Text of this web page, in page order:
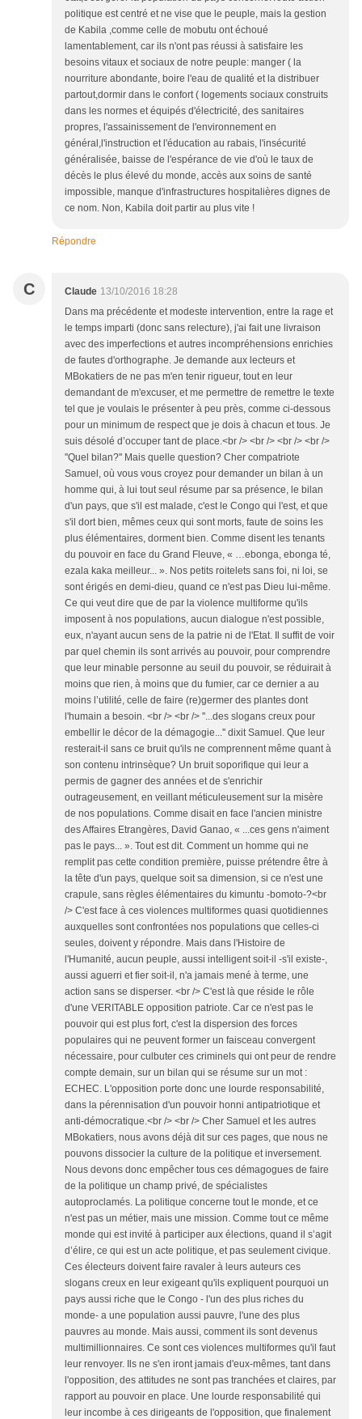
politique est centré et ne vise que le peuple, mais la gestion
de Kabila ,comme celle de mobutu ont échoué
lamentablement, car ils n'ont pas réussi à satisfaire les
besoins vitaux et sociaux de notre peuple: manger ( la
nourriture abondante, boire l'eau de qualité et la distribuer
partout,dormir dans le confort ( logements sociaux construits
dans les normes et équipés d'électricité, des sanitaires
propres, l'assainissement de l'environnement en
général,l'instruction et l'éducation au rabais, l'insécurité
généralisée, baisse de l'espérance de vie d'où le taux de
décès le plus élevé du monde, accès aux soins de santé
impossible, manque d'infrastructures hospitalières dignes de
ce nom. Non, Kabila doit partir au plus vite !
Répondre
C Claude 13/10/2016 18:28
Dans ma précédente et modeste intervention, entre la rage et
le temps imparti (donc sans relecture), j'ai fait une livraison
avec des imperfections et autres incompréhensions enrichies
de fautes d'orthographe. Je demande aux lecteurs et
MBokatiers de ne pas m'en tenir rigueur, tout en leur
demandant de m'excuser, et me permettre de remettre le texte
tel que je voulais le présenter à peu près, comme ci-dessous
pour un minimum de respect que je dois à chacun et tous. Je
suis désolé d’occuper tant de place.<br /> <br /> <br /> <br />
''Quel bilan?'' Mais quelle question? Cher compatriote
Samuel, où vous vous croyez pour demander un bilan à un
homme qui, à lui tout seul résume par sa présence, le bilan
d'un pays, que s'il est malade, c'est le Congo qui l'est, et que
s'il dort bien, mêmes ceux qui sont morts, faute de soins les
plus élémentaires, dorment bien. Comme disent les tenants
du pouvoir en face du Grand Fleuve, « …ebonga, ebonga té,
ezala kaka meilleur... ». Nos petits roitelets sans foi, ni loi, se
sont érigés en demi-dieu, quand ce n'est pas Dieu lui-même.
Ce qui veut dire que de par la violence multiforme qu'ils
imposent à nos populations, aucun dialogue n'est possible,
eux, n'ayant aucun sens de la patrie ni de l'Etat. Il suffit de voir
par quel chemin ils sont arrivés au pouvoir, pour comprendre
que leur minable personne au seuil du pouvoir, se réduirait à
moins que rien, à moins que du fumier, car ce dernier a au
moins l’utilité, celle de faire (re)germer des plantes dont
l'humain a besoin. <br /> <br /> ''...des slogans creux pour
embellir le décor de la démagogie...'' dixit Samuel. Que leur
resterait-il sans ce bruit qu'ils ne comprennent même quant à
son contenu intrinsèque? Un bruit soporifique qui leur a
permis de gagner des années et de s'enrichir
outrageusement, en veillant méticuleusement sur la misère
de nos populations. Comme disait en face l'ancien ministre
des Affaires Etrangères, David Ganao, « ...ces gens n'aiment
pas le pays... ». Tout est dit. Comment un homme qui ne
remplit pas cette condition première, puisse prétendre être à
la tête d'un pays, quelque soit sa dimension, si ce n'est une
crapule, sans règles élémentaires du kimuntu -bomoto-?<br
/> C'est face à ces violences multiformes quasi quotidiennes
auxquelles sont confrontées nos populations que celles-ci
seules, doivent y répondre. Mais dans l'Histoire de
l'Humanité, aucun peuple, aussi intelligent soit-il -s'il existe-,
aussi aguerri et fier soit-il, n'a jamais mené à terme, une
action sans se disperser. <br /> C'est là que réside le rôle
d'une VERITABLE opposition patriote. Car ce n'est pas le
pouvoir qui est plus fort, c'est la dispersion des forces
populaires qui ne peuvent former un faisceau convergent
nécessaire, pour culbuter ces criminels qui ont peur de rendre
compte demain, sur un bilan qui se résume sur un mot :
ECHEC. L'opposition porte donc une lourde responsabilité,
dans la pérennisation d'un pouvoir honni antipatriotique et
anti-démocratique.<br /> <br /> Cher Samuel et les autres
MBokatiers, nous avons déjà dit sur ces pages, que nous ne
pouvons dissocier la culture de la politique et inversement.
Nous devons donc empêcher tous ces démagogues de faire
de la politique un champ privé, de spécialistes
autoproclamés. La politique concerne tout le monde, et ce
n'est pas un métier, mais une mission. Comme tout ce même
monde qui est invité à participer aux élections, quand il s’agit
d’élire, ce qui est un acte politique, et pas seulement civique.
Ces électeurs doivent faire ravaler à leurs auteurs ces
slogans creux en leur exigeant qu'ils expliquent pourquoi un
pays aussi riche que le Congo - l'un des plus riches du
monde- a une population aussi pauvre, l'une des plus
pauvres au monde. Mais aussi, comment ils sont devenus
multimillionnaires. Ce sont ces violences multiformes qu'il faut
leur renvoyer. Ils ne s'en iront jamais d'eux-mêmes, tant dans
l'opposition, des attitudes ne sont pas tranchées et claires, par
rapport au pouvoir en place. Une lourde responsabilité qui
leur incombe à ces dirigeants de l'opposition, que finalement